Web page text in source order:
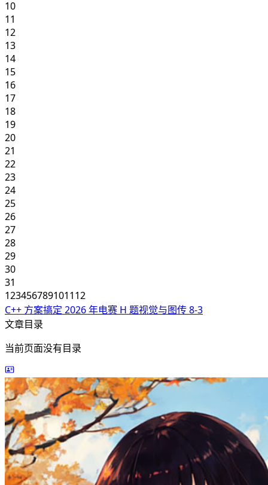
10
11
12
13
14
15
16
17
18
19
20
21
22
23
24
25
26
27
28
29
30
31
123456789101112
C++ 方案搞定 2026 年电赛 H 题视觉与图传8-3
文章目录
当前页面没有目录